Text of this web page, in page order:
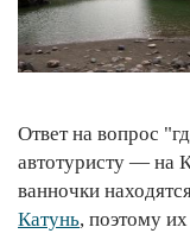
Ответ на вопрос
автотуристу — на
ванночки
Катунь, поэтому